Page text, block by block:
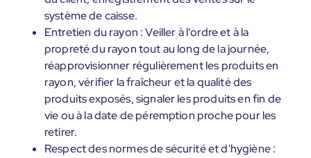
système de caisse.
Entretien du rayon : Veiller à l'ordre et à la
propreté du rayon tout au long de la journée,
réapprovisionner régulièrement les produits en
rayon, vérifier la fraîcheur et la qualité des
produits exposés, signaler les produits en fin de
vie ou à la date de péremption proche pour les
retirer.
Respect des normes de sécurité et d'hygiène :